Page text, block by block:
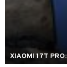
XIAOMI 17T